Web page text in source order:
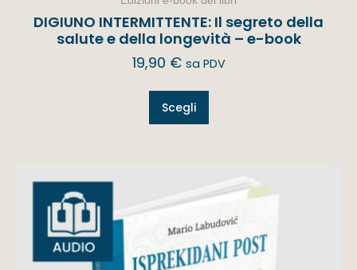
DIGIUNO INTERMITTENTE: Il segreto della
salute e della longevità – e-book
19,90 € sa PDV
Scegli